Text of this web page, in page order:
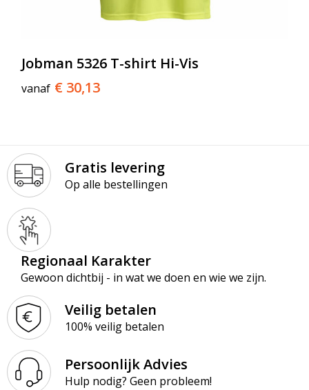
Jobman 5326 T-shirt Hi-Vis
vanaf € 30,13
Gratis levering
Op alle bestellingen
Regionaal Karakter
Gewoon dichtbij - in wat we doen en wie we zijn.
Veilig betalen
100% veilig betalen
Persoonlijk Advies
Hulp nodig? Geen probleem!